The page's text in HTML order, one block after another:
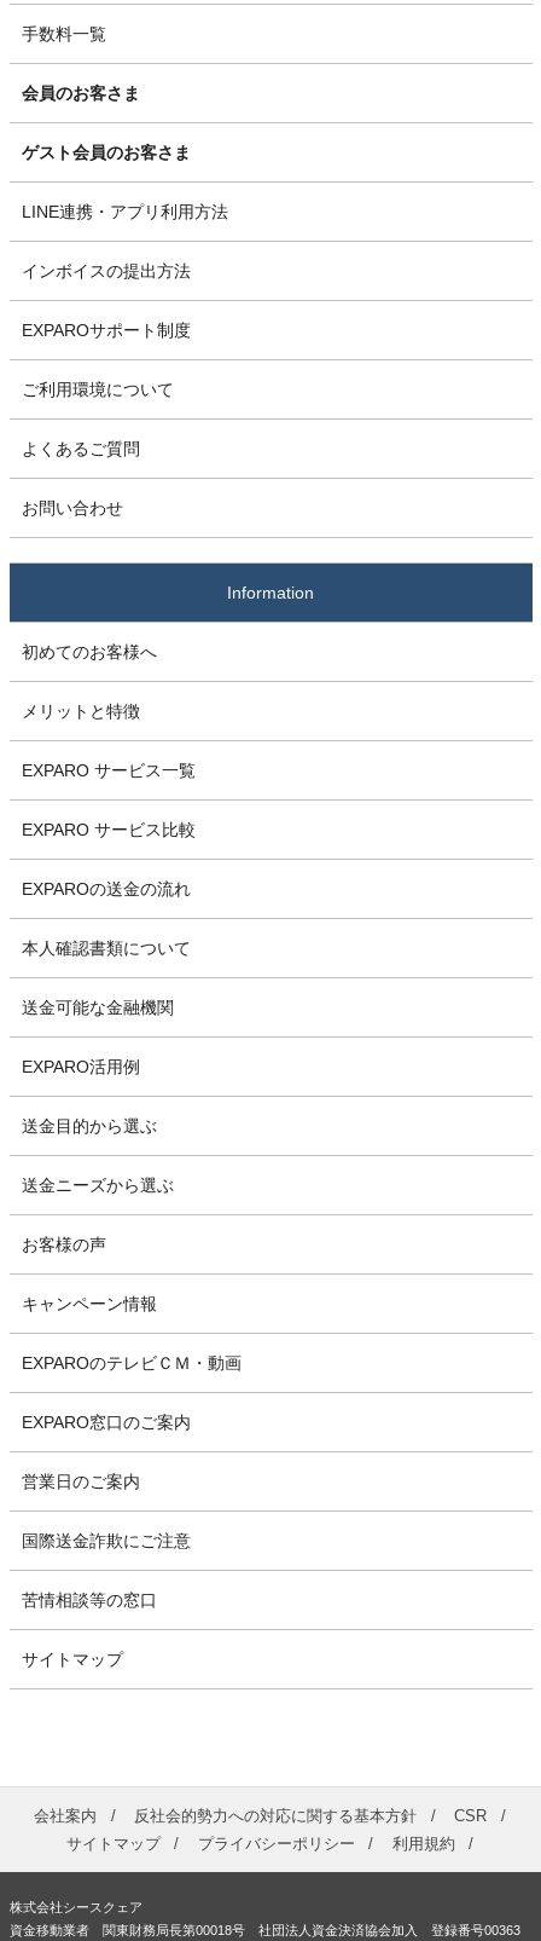
手数料一覧
会員のお客さま
ゲスト会員のお客さま
LINE連携・アプリ利用方法
インボイスの提出方法
EXPAROサポート制度
ご利用環境について
よくあるご質問
お問い合わせ
Information
初めてのお客様へ
メリットと特徴
EXPARO サービス一覧
EXPARO サービス比較
EXPAROの送金の流れ
本人確認書類について
送金可能な金融機関
EXPARO活用例
送金目的から選ぶ
送金ニーズから選ぶ
お客様の声
キャンペーン情報
EXPAROのテレビＣＭ・動画
EXPARO窓口のご案内
営業日のご案内
国際送金詐欺にご注意
苦情相談等の窓口
サイトマップ
会社案内 反社会的勢力への対応に関する基本方針
CSR
サイトマップ
プライバシーポリシー 利用規約
株式会社シースクェア
資金移動業者 関東財務局長第00018号 社団法人資金決済協会加入 登録番号00363